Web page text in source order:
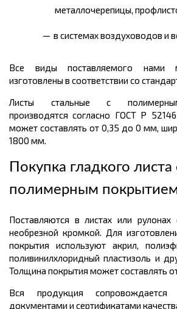
металлочерепицы,
в системах воздуховодов и
Все виды поставляемого нами
изготовлены в соответствии со
Листы стальные с
производятся согласно ГОСТ Р
может составлять от 0,35 до 0 мм,
1800 мм.
Покупка гладкого листа
полимерным
Поставляются в листах или рулонах
необрезной кромкой. Для
покрытия используют акрил,
поливинилхлоридный пластизоль и
Толщина покрытия может составлять
Вся продукция сопровождается
документами и сертификатами